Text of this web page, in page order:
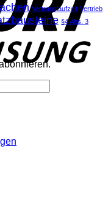
Vertragslaufzeit Vertrieb
§4 Abs. 3